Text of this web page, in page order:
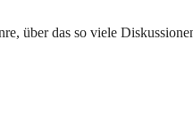
über das so viele